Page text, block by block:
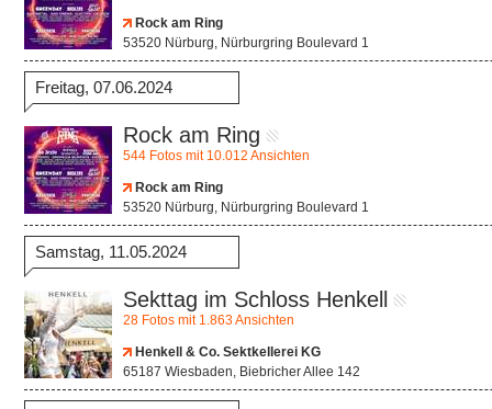
Rock am Ring
53520 Nürburg, Nürburgring Boulevard 1
Freitag, 07.06.2024
Rock am Ring
544 Fotos mit 10.012 Ansichten
Rock am Ring
53520 Nürburg, Nürburgring Boulevard 1
Samstag, 11.05.2024
Sekttag im Schloss Henkell
28 Fotos mit 1.863 Ansichten
Henkell & Co. Sektkellerei KG
65187 Wiesbaden, Biebricher Allee 142